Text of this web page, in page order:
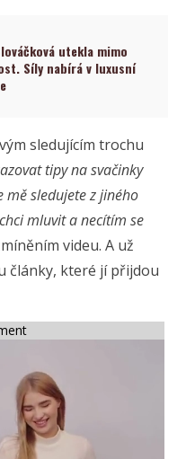
utekla mimo
Síly nabírá v luxusní
sledujícím trochu
tipy na svačinky
mě sledujete z jiného
mluvit a necítím se
videu. A už
články, které jí přijdou